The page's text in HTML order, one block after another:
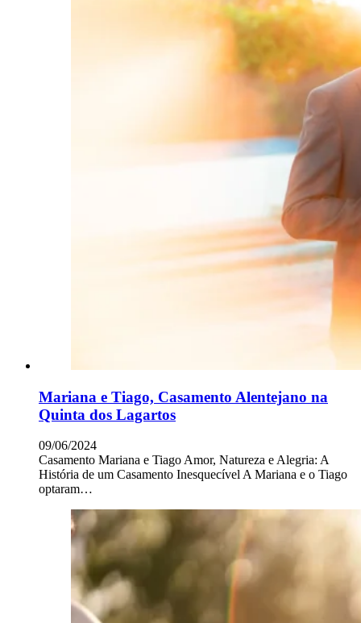
Mariana e Tiago, Casamento Alentejano na
Quinta dos Lagartos
09/06/2024
Casamento Mariana e Tiago Amor, Natureza e Alegria: A
História de um Casamento Inesquecível A Mariana e o Tiago
optaram…